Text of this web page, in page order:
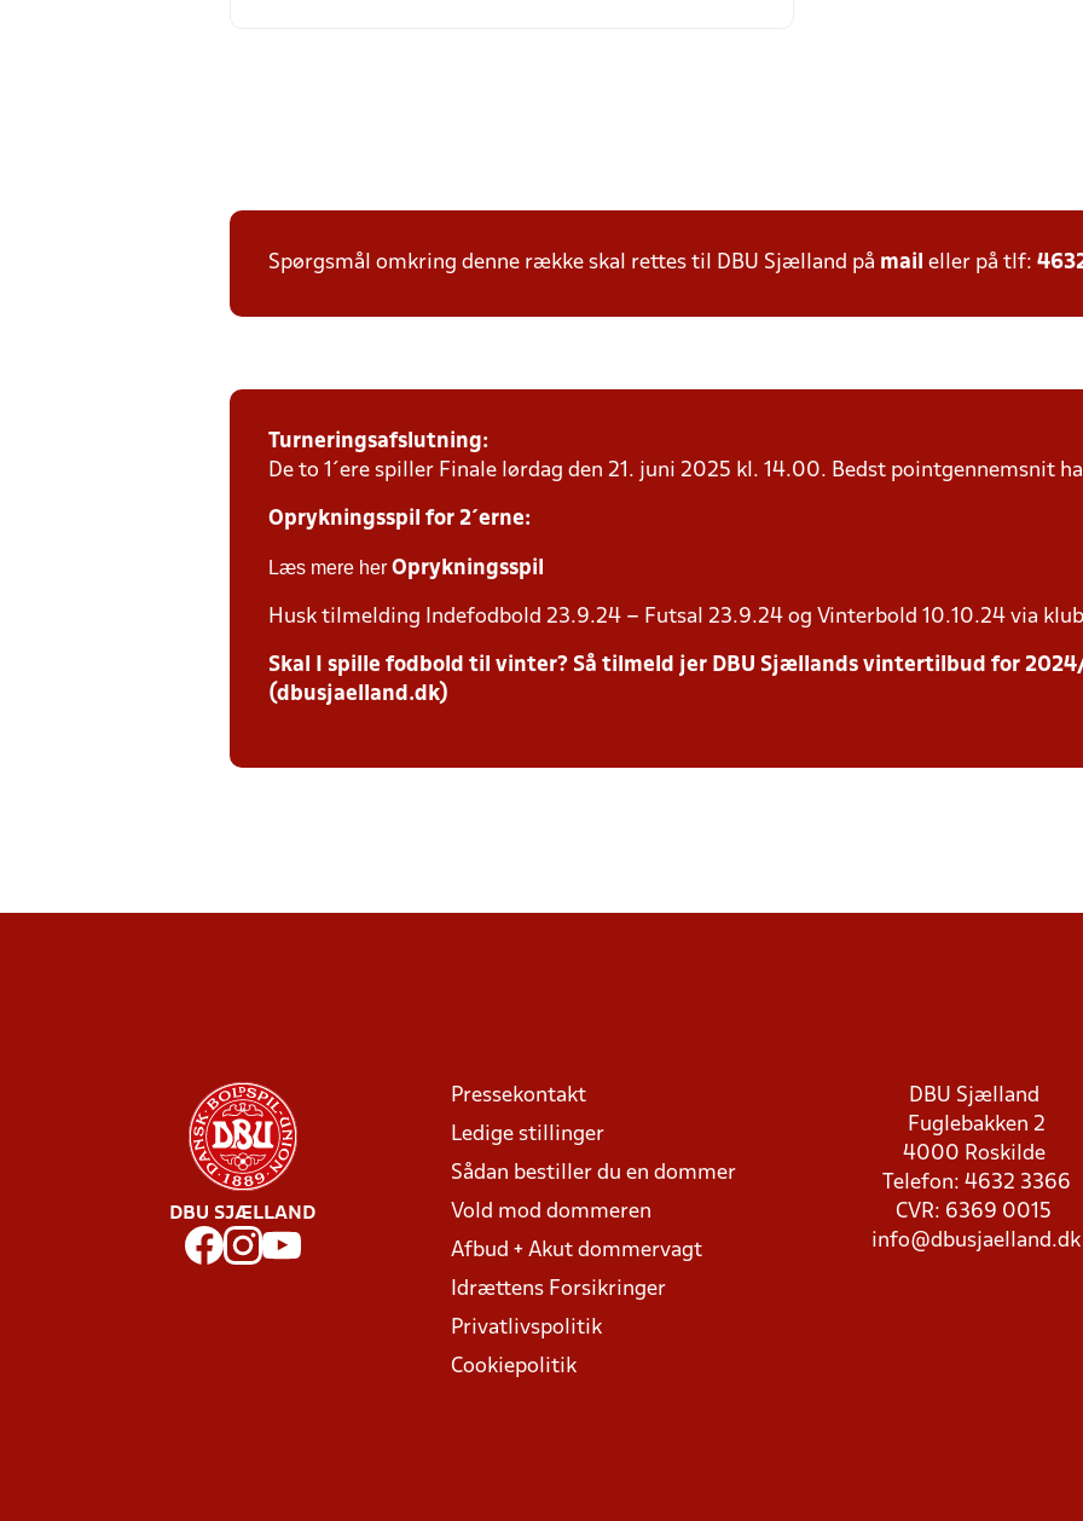
Spørgsmål omkring denne række skal rettes til DBU Sjælland på mail eller på tlf:
Turneringsafslutning:
De to 1´ere spiller Finale lørdag den 21. juni 2025 kl. 14.00. Bedst pointgennemsnit
Oprykningsspil for 2´erne:
Læs mere her Oprykningsspil
Husk tilmelding Indefodbold 23.9.24 – Futsal 23.9.24 og Vinterbold 10.10.24 via
Skal I spille fodbold til vinter? Så tilmeld jer DBU Sjællands vintertilbud for
(dbusjaelland.dk)
DBU SJÆLLAND
Pressekontakt
Ledige stillinger
Sådan bestiller du en dommer
Vold mod dommeren
Afbud + Akut dommervagt
Idrættens Forsikringer
Privatlivspolitik
Cookiepolitik
DBU Sjælland
Fuglebakken 2
4000 Roskilde
Telefon: 4632 3366
CVR: 6369 0015
info@dbusjaelland.dk